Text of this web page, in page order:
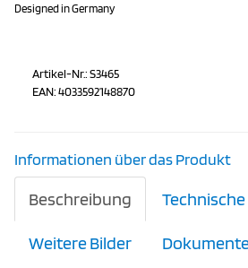
Designed in Germany
Artikel-Nr.: S3465
EAN: 4033592148870
Informationen über das Produkt
Beschreibung
Weitere Bilder